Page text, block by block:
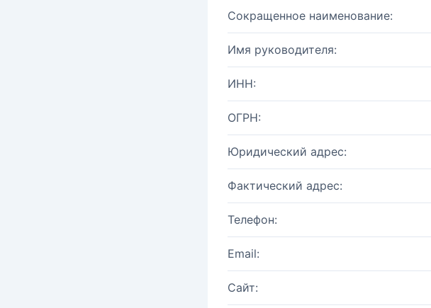
Сокращенное наименование:
Имя руководителя:
ИНН:
ОГРН:
Юридический адрес:
Фактический адрес:
Телефон:
Email:
Сайт: